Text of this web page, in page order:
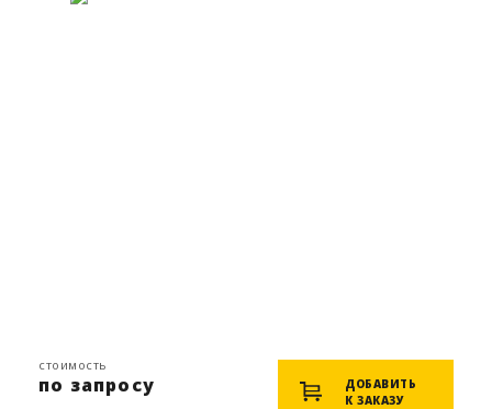
стоимость
по запросу
ДОБАВИТЬ
К ЗАКАЗУ